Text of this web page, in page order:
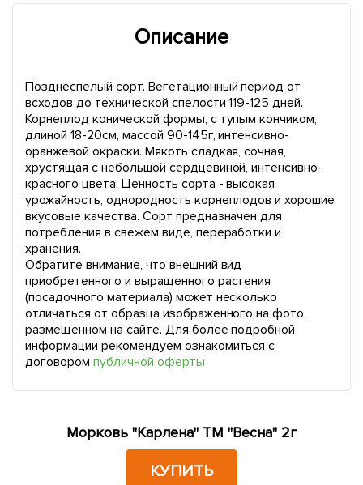
Описание
Позднеспелый сорт. Вегетационный период от
всходов до технической спелости 119-125 дней.
Корнеплод конической формы, с тупым кончиком,
длиной 18-20см, массой 90-145г, интенсивно-
оранжевой окраски. Мякоть сладкая, сочная,
хрустящая с небольшой сердцевиной, интенсивно-
красного цвета. Ценность сорта - высокая
урожайность, однородность корнеплодов и хорошие
вкусовые качества. Сорт предназначен для
потребления в свежем виде, переработки и
хранения.
Обратите внимание, что внешний вид
приобретенного и выращенного растения
(посадочного материала) может несколько
отличаться от образца изображенного на фото,
размещенном на сайте. Для более подробной
информации рекомендуем ознакомиться с
договором публичной оферты
Морковь "Карлена" ТМ "Весна" 2г
КУПИТЬ